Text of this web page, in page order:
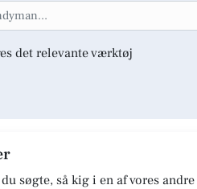
det relevante værktøj
søgte, så kig i en af vores